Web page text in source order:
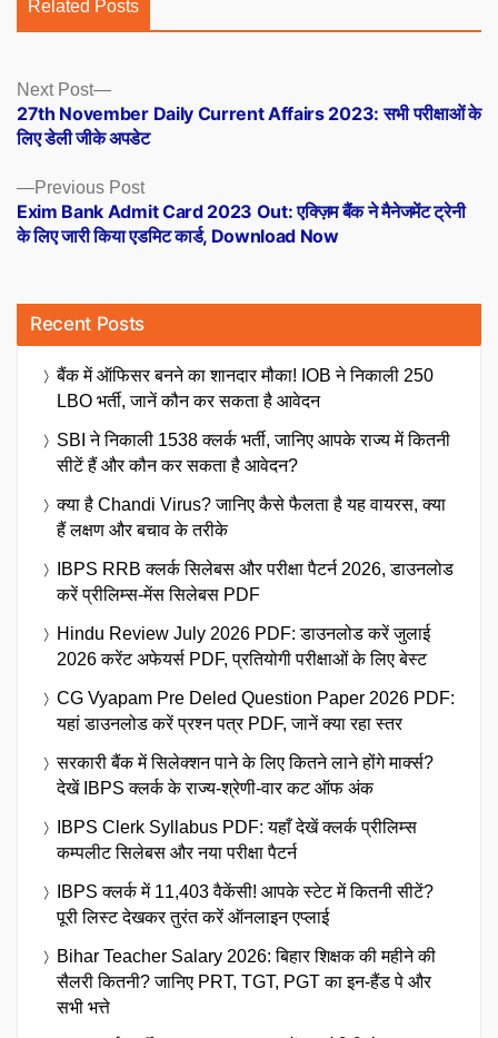
Related Posts
Posts
navigation
Previous PostPrevious
post:
Exim Bank Admit Card 2023 Out: एक्ज़िम बैंक ने मैनेजमेंट ट्रेनी
के लिए जारी किया एडमिट कार्ड, Download Now
Next Post
Next
post:
27th November Daily Current Affairs 2023: सभी परीक्षाओं के
लिए डेली जीके अपडेट
Recent Posts
बैंक में ऑफिसर बनने का शानदार मौका! IOB ने निकाली 250
LBO भर्ती, जानें कौन कर सकता है आवेदन
SBI ने निकाली 1538 क्लर्क भर्ती, जानिए आपके राज्य में कितनी
सीटें हैं और कौन कर सकता है आवेदन?
क्या है Chandi Virus? जानिए कैसे फैलता है यह वायरस, क्या
हैं लक्षण और बचाव के तरीके
IBPS RRB क्लर्क सिलेबस और परीक्षा पैटर्न 2026, डाउनलोड
करें प्रीलिम्स-मेंस सिलेबस PDF
Hindu Review July 2026 PDF: डाउनलोड करें जुलाई
2026 करेंट अफेयर्स PDF, प्रतियोगी परीक्षाओं के लिए बेस्ट
CG Vyapam Pre Deled Question Paper 2026 PDF:
यहां डाउनलोड करें प्रश्न पत्र PDF, जानें क्या रहा स्तर
सरकारी बैंक में सिलेक्शन पाने के लिए कितने लाने होंगे मार्क्स?
देखें IBPS क्लर्क के राज्य-श्रेणी-वार कट ऑफ अंक
IBPS Clerk Syllabus PDF: यहाँ देखें क्लर्क प्रीलिम्स
कम्पलीट सिलेबस और नया परीक्षा पैटर्न
IBPS क्लर्क में 11,403 वैकेंसी! आपके स्टेट में कितनी सीटें?
पूरी लिस्ट देखकर तुरंत करें ऑनलाइन एप्लाई
Bihar Teacher Salary 2026: बिहार शिक्षक की महीने की
सैलरी कितनी? जानिए PRT, TGT, PGT का इन-हैंड पे और
सभी भत्ते